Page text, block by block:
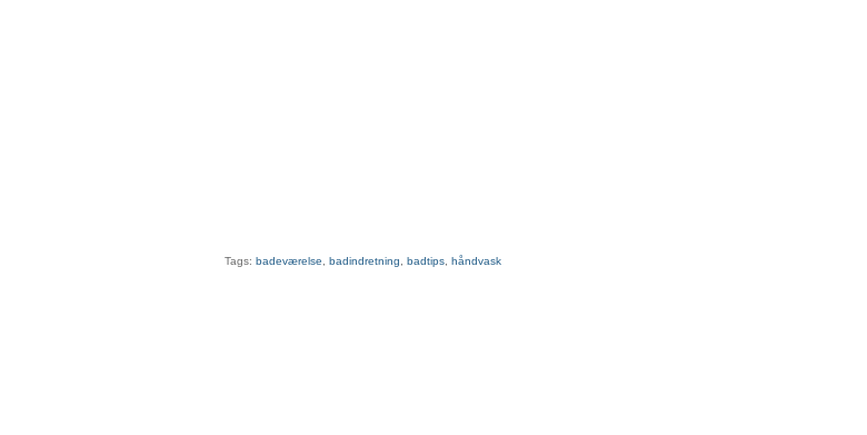
Tags: badeværelse badindretning badtips, håndvask